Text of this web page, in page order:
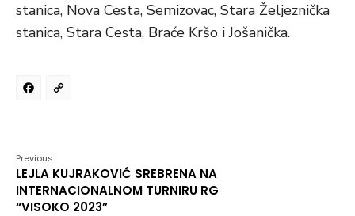
stanica, Nova Cesta, Semizovac, Stara Željeznička
stanica, Stara Cesta, Braće Kršo i Jošanička.
Facebook
Previous:
LEJLA KUJRAKOVIĆ SREBRENA NA
INTERNACIONALNOM TURNIRU RG
“VISOKO 2023”